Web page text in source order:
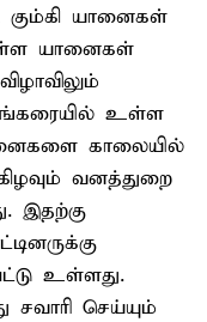
கும்கி யானைகள்
யானைகள்
உள்ள
காலையில்
வனத்துறை
இதற்கு
உள்ளது.
செய்யும்